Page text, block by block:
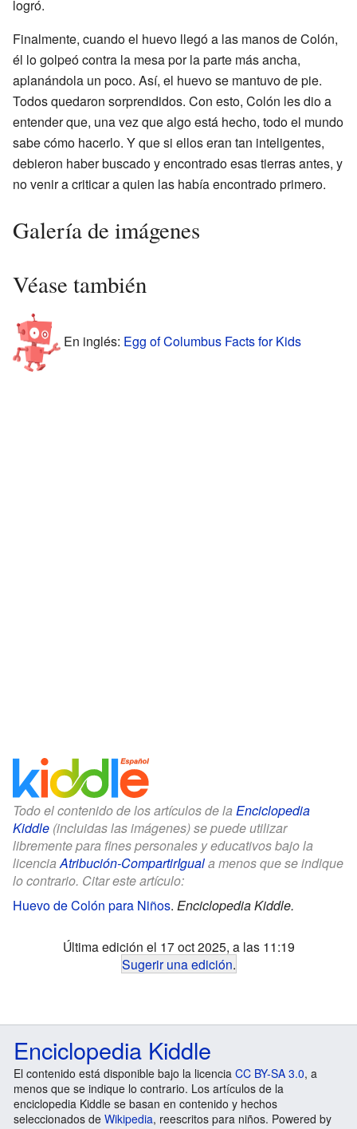
logró.
Finalmente, cuando el huevo llegó a las manos de Colón,
él lo golpeó contra la mesa por la parte más ancha,
aplanándola un poco. Así, el huevo se mantuvo de pie.
Todos quedaron sorprendidos. Con esto, Colón les dio a
entender que, una vez que algo está hecho, todo el mundo
sabe cómo hacerlo. Y que si ellos eran tan inteligentes,
debieron haber buscado y encontrado esas tierras antes, y
no venir a criticar a quien las había encontrado primero.
Galería de imágenes
Véase también
En inglés: Egg of Columbus Facts for Kids
Todo el contenido de los artículos de la Enciclopedia
Kiddle (incluidas las imágenes) se puede utilizar
libremente para fines personales y educativos bajo la
licencia Atribución-CompartirIguala menos que se indique
lo contrario. Citar este artículo:
Huevo de Colón para Niños. Enciclopedia Kiddle.
Última edición el 17 oct 2025, a las 11:19
Sugerir una edición.
Enciclopedia Kiddle
El contenido está disponible bajo la licencia CC BY-SA 3.0, a
menos que se indique lo contrario. Los artículos de la
enciclopedia Kiddle se basan en contenido y hechos
seleccionados de Wikipedia, reescritos para niños. Powered by